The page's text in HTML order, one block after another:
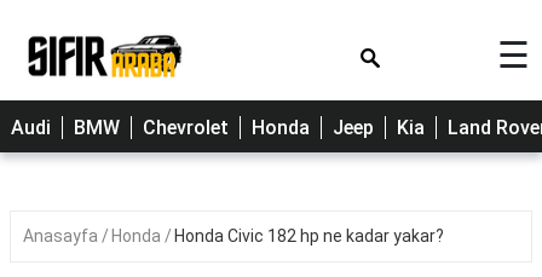
Cherry
Citroen
Fiat
☰
Audi BMW Chevrolet Honda Jeep Kia Land
Anasayfa Honda Honda Civic 182 hp ne kadar yakar?